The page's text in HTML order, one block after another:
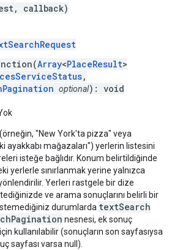
callback)
Array<PlaceResult>
,
optional): void
"New York'ta pizza" veya
ayakkabı mağazaları") yerlerin listesini
isteğe bağlıdır. Konum belirtildiğinde
yerlerle sınırlanmak yerine yalnızca
Yerleri rastgele bir dize
ve arama sonuçlarını belirli bir
durumlarda textSearch
nesnesi, ek sonuç
kullanılabilir (sonuçların son sayfasıysa
sayfası varsa null).